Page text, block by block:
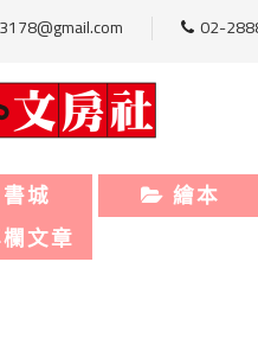
02-
書城 繪本
文章